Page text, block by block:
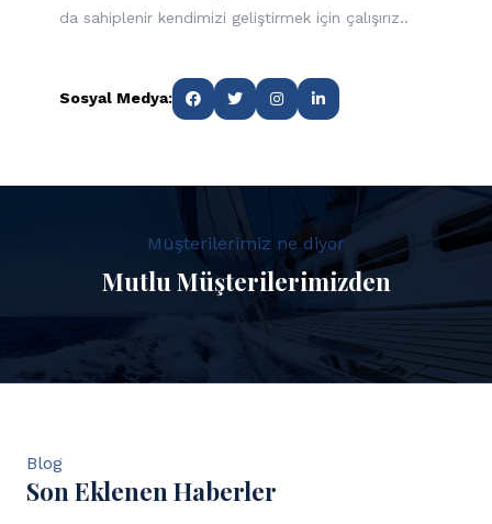
da sahiplenir kendimizi geliştirmek için çalışırız..
Sosyal Medya:
Müşterilerimiz ne diyor
Mutlu Müşterilerimizden
Blog
Son Eklenen Haberler